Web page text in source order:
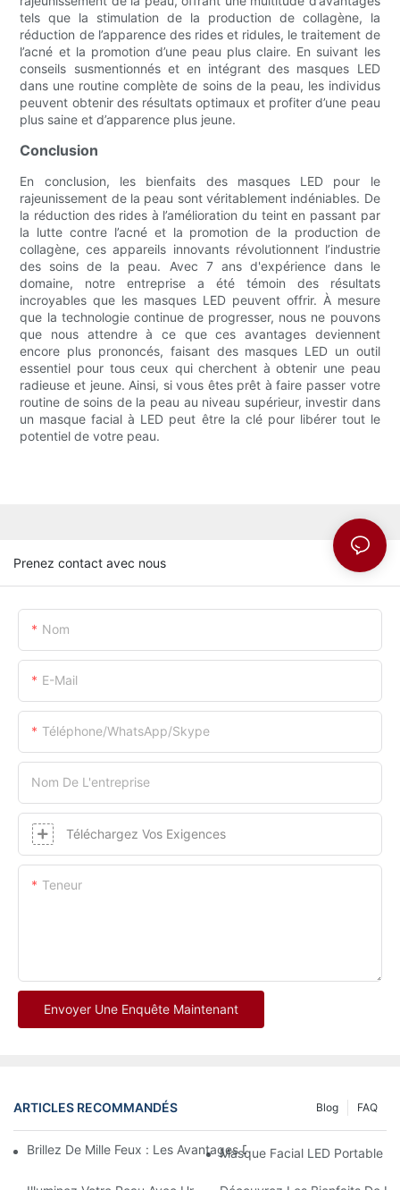
tels que la stimulation de la production de collagène, la
réduction de l’apparence des rides et ridules, le traitement de
l’acné et la promotion d’une peau plus claire. En suivant les
conseils susmentionnés et en intégrant des masques LED
dans une routine complète de soins de la peau, les individus
peuvent obtenir des résultats optimaux et profiter d’une peau
plus saine et d’apparence plus jeune.
Conclusion
En conclusion, les bienfaits des masques LED pour le
rajeunissement de la peau sont véritablement indéniables. De
la réduction des rides à l’amélioration du teint en passant par
la lutte contre l’acné et la promotion de la production de
collagène, ces appareils innovants révolutionnent l’industrie
des soins de la peau. Avec 7 ans d'expérience dans le
domaine, notre entreprise a été témoin des résultats
incroyables que les masques LED peuvent offrir. À mesure
que la technologie continue de progresser, nous ne pouvons
que nous attendre à ce que ces avantages deviennent
encore plus prononcés, faisant des masques LED un outil
essentiel pour tous ceux qui cherchent à obtenir une peau
radieuse et jeune. Ainsi, si vous êtes prêt à faire passer votre
routine de soins de la peau au niveau supérieur, investir dans
un masque facial à LED peut être la clé pour libérer tout le
potentiel de votre peau.
Prenez contact avec nous
Nom
E-Mail
Téléphone/WhatsApp/Skype
Nom De L'entreprise
Téléchargez Vos Exigences
Teneur
Envoyer Une Enquête Maintenant
ARTICLES RECOMMANDÉS FAQ
Blog
Brillez De Mille Feux : Les Avantages De L’utilisation D’un
Masque Facial LED Portable